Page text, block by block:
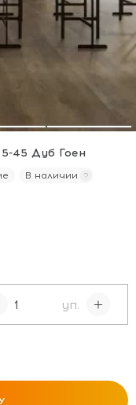
45 Дуб Гоен
В наличии
уп.